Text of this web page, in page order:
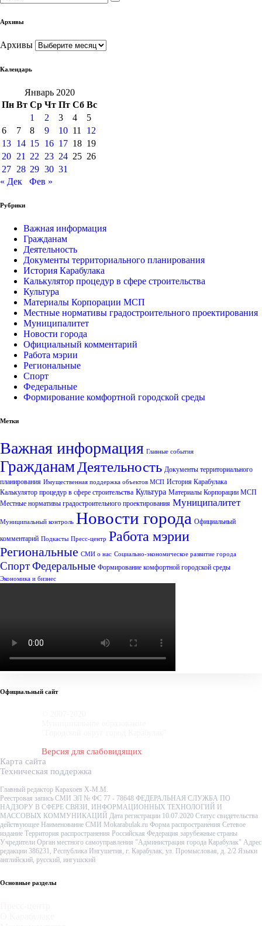
Архивы
Архивы
Календарь
Январь 2020
Пн Вт Ср Чт Пт Сб Вс
1
2 3 4
5
6
7 8 9 10 11
12
13 14 15 16 17 18 19
20 21 22 23 24 25 26
27 28 29 30 31
« Дек
Фев »
Рубрики
Важная информация
Гражданам
Деятельность
Документы территориального планирования
История Карабулака
Калькулятор процедур в сфере строительства
Культура
Материалы Корпорации МСП
Местные нормативы градостроительного проектирования
Муниципалитет
Новости города
Официальный комментарий
Работа мэрии
Региональные
Спорт
Федеральные
Формирование комфортной городской среды
Метки
Важная информация Главные события
Гражданам Деятельность Документы территориального
планирования Имущественная поддержка объектов МСП История Карабулака
Калькулятор процедур в сфере строительства Культура Материалы Корпорации МСП
Местные нормативы градостроительного проектирования Муниципалитет
Муниципальный контроль Новости города Официальный
комментарий Подкасты Пресс-центр Работа мэрии
Региональные СМИ о нас Социально-экономическое развитие города
СпортФедеральные Формирование комфортной городской среды
Экономика и бизнес
Официальный сайт
Версия для слабовидящих
Карта сайта
Техническая поддержка
Главный редактор Карахоев Х-М.М.
Реестровая запись СМИ ЭЛ № ФС 77 - 78648 ФЕДЕРАЛЬНАЯ СЛУЖБА ПО
НАДЗОРУ В СФЕРЕ СВЯЗИ, ИНФОРМАЦИОННЫХ ТЕХНОЛОГИЙ И
МАССОВЫХ КОММУНИКАЦИЙ Дата регистрации 10.07.2020 Статус свидетельства
действующее Наименование СМИ Mokarabulak.ru Форма распространения Сетевое
издание Территория распространения Российская Федерация зарубежные страны
Учредители Орган местного самоуправления "Администрация города Карабулак" Адрес
редакции 386231, Республика Ингушетия, г. Карабулак, ул. Промысловая, д. 2/2 Языки
английский, русский, ингушский
Основные разделы